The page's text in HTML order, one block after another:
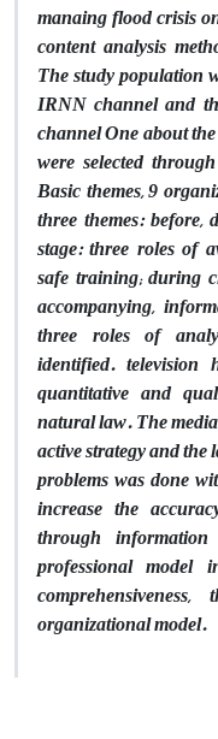
manaing flood crisis
content analysis
The study population
IRNN channel and
channel One about
were selected
Basic themes, 9
three themes:
stage: three roles of
safe training; during
accompanying,
three roles of
identified. television
quantitative and
natural law. The
active strategy and
problems was done
increase the
through
professional
organizational model.